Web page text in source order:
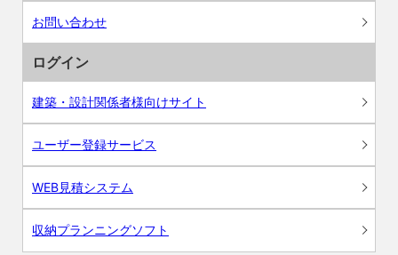
お問い合わせ
ログイン
建築・設計関係者様向けサイト
ユーザー登録サービス
WEB見積システム
収納プランニングソフト